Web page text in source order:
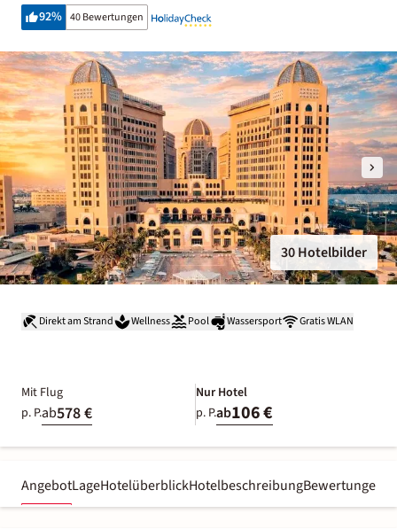
92% 40 Bewertungen
30 Hotelbilder
Direkt am Strand Wellness Pool Wassersport Gratis WLAN
Mit Flug
p. P.ab578 €
Nur Hotel
p. P.ab106 €
AngebotLageHotelüberblickHotelbeschreibungBewertungen